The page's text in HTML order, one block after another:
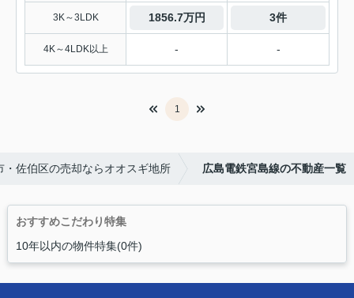
3K～3LDK 1856.7万円 3件
4K～4LDK以上 - -
1
佐伯区の売却ならオオスギ地所 広島電鉄宮島線の不動産一覧
おすすめこだわり特集
10年以内の物件特集(0件)